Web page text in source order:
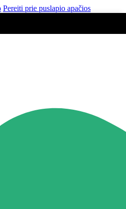
Pereiti prie puslapio apačios